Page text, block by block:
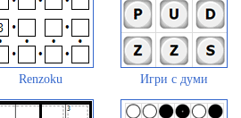
Renzoku Игри с думи